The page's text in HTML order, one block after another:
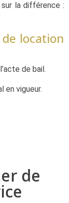
la différence :
location
de bail.
en vigueur.
de